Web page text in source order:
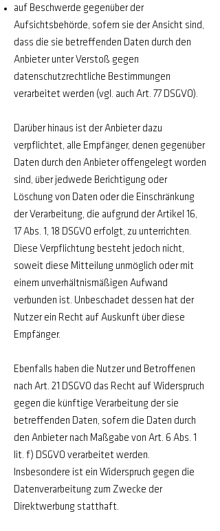
auf Beschwerde gegenüber der
Aufsichtsbehörde, sofern sie der Ansicht sind,
dass die sie betreffenden Daten durch den
Anbieter unter Verstoß gegen
datenschutzrechtliche Bestimmungen
verarbeitet werden (vgl. auch Art. 77 DSGVO).
Darüber hinaus ist der Anbieter dazu
verpflichtet, alle Empfänger, denen gegenüber
Daten durch den Anbieter offengelegt worden
sind, über jedwede Berichtigung oder
Löschung von Daten oder die Einschränkung
der Verarbeitung, die aufgrund der Artikel 16,
17 Abs. 1, 18 DSGVO erfolgt, zu unterrichten.
Diese Verpflichtung besteht jedoch nicht,
soweit diese Mitteilung unmöglich oder mit
einem unverhältnismäßigen Aufwand
verbunden ist. Unbeschadet dessen hat der
Nutzer ein Recht auf Auskunft über diese
Empfänger.
Ebenfalls haben die Nutzer und Betroffenen
nach Art. 21 DSGVO das Recht auf Widerspruch
gegen die künftige Verarbeitung der sie
betreffenden Daten, sofern die Daten durch
den Anbieter nach Maßgabe von Art. 6 Abs. 1
lit. f) DSGVO verarbeitet werden.
Insbesondere ist ein Widerspruch gegen die
Datenverarbeitung zum Zwecke der
Direktwerbung statthaft.